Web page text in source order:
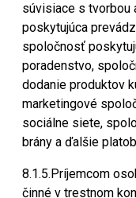
súvisiace s tvorbou
poskytujúca
spoločnosť
poradenstvo,
dodanie produktov
marketingové
sociálne siete,
brány a ďalšie
8.1.5.Príjemcom
činné v trestnom